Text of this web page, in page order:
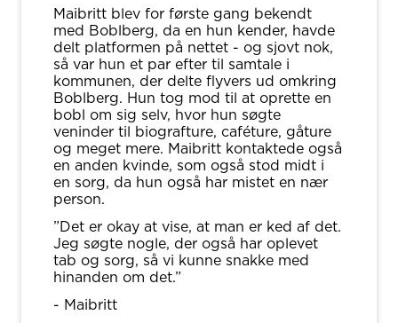
Maibritt blev for første gang bekendt
med Boblberg, da en hun kender, havde
delt platformen på nettet - og sjovt nok,
så var hun et par efter til samtale i
kommunen, der delte flyvers ud omkring
Boblberg. Hun tog mod til at oprette en
bobl om sig selv, hvor hun søgte
veninder til biografture, caféture, gåture
og meget mere. Maibritt kontaktede også
en anden kvinde, som også stod midt i
en sorg, da hun også har mistet en nær
person.
”Det er okay at vise, at man er ked af det.
Jeg søgte nogle, der også har oplevet
tab og sorg, så vi kunne snakke med
hinanden om det.”
- Maibritt